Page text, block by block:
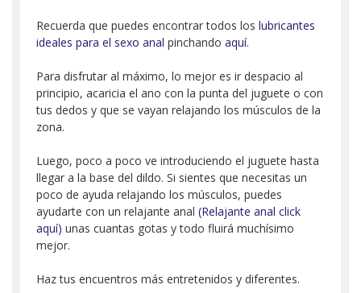
Recuerda que puedes encontrar todos los lubricantes
ideales para el sexo anal pinchando aquí.
Para disfrutar al máximo, lo mejor es ir despacio al
principio, acaricia el ano con la punta del juguete o con
tus dedos y que se vayan relajando los músculos de la
zona.
Luego, poco a poco ve introduciendo el juguete hasta
llegar a la base del dildo. Si sientes que necesitas un
poco de ayuda relajando los músculos, puedes
ayudarte con un relajante anal (Relajante anal click
aquí) unas cuantas gotas y todo fluirá muchísimo
mejor.
Haz tus encuentros más entretenidos y diferentes.